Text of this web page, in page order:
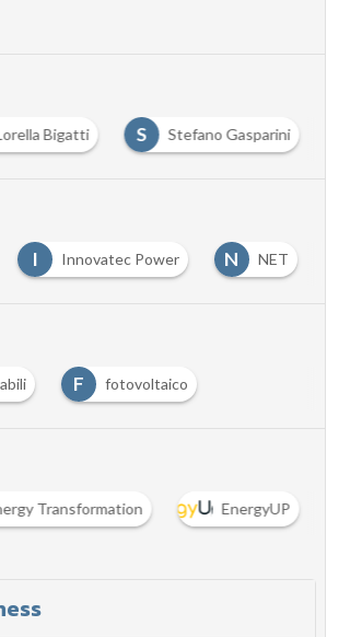
Bigatti S Stefano Gasparini
I Innovatec Power N NET
F fotovoltaico
Transformation EnergyUP